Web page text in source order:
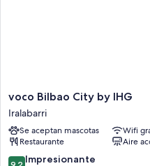
voco
Bilbao
City
by
IHG
Iralabarri
voco Bilbao City by IHG
Iralabarri
Se aceptan mascotas
Wifi
Restaurante
Aire
9.2 Impresionante